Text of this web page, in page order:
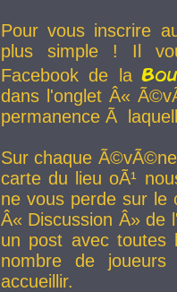
Pour vous inscrire
plus simple ! Il
Facebook de la
dans l'onglet Â«
permanence Ã
Sur chaque
carte du lieu oÃ¹
ne vous perde sur le
Â« Discussion Â» de
un post avec toutes
nombre de
accueillir.